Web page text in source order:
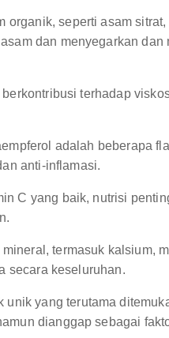
organik, seperti asam
dan menyegarkan
terhadap
adalah beberapa
anti-inflamasi.
C yang baik, nutrisi
termasuk kalsium,
secara keseluruhan.
unik yang terutama
dianggap sebagai